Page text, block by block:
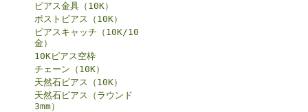
ピアス金具（10K）
ポストピアス（10K）
ピアスキャッチ（10K/10
金）
10Kピアス空枠
チェーン（10K）
天然石ピアス（10K）
天然石ピアス（ラウンド
3mm）